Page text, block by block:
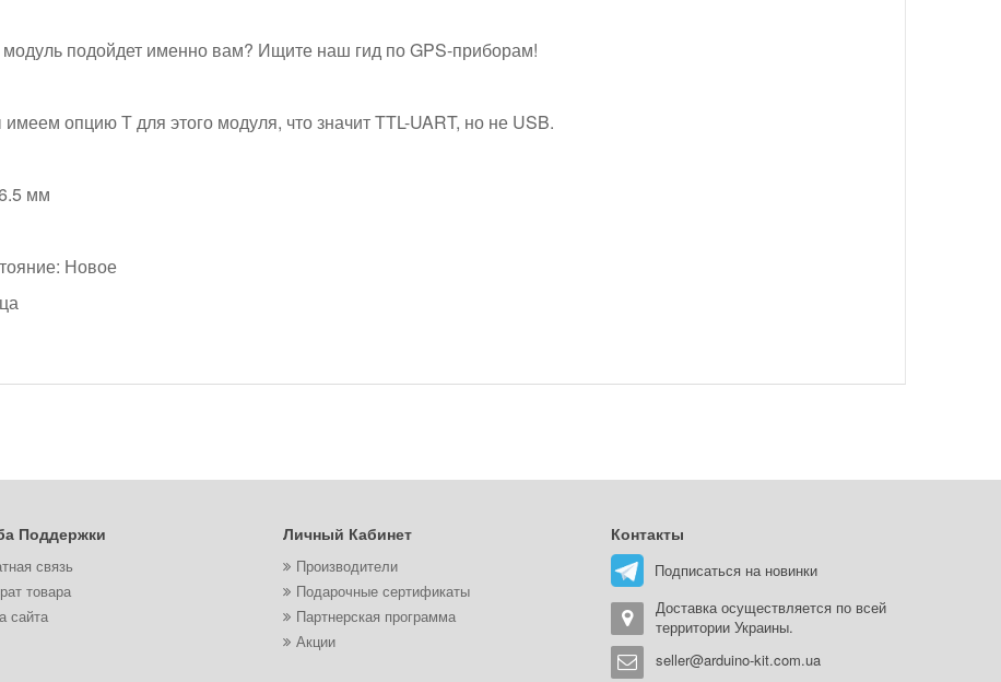
модуль подойдет именно вам? Ищите наш гид по GPS-приборам!
опцию Т для этого модуля, что значит TTL-UART, но не USB.
мм
Новое
Поддержки
связь
товара
сайта
Личный Кабинет
Производители
Подарочные сертификаты
Партнерская программа
Акции
Контакты
Подписаться на новинки
Доставка осуществляется по всей
территории Украины.
seller@arduino-kit.com.ua